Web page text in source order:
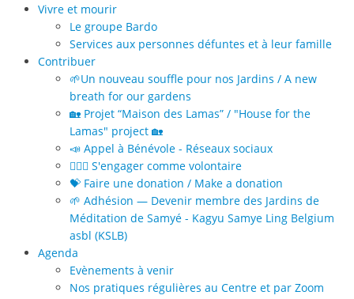
Vivre et mourir
Le groupe Bardo
Services aux personnes défuntes et à leur famille
Contribuer
🌱Un nouveau souffle pour nos Jardins / A new
breath for our gardens
🏡 Projet “Maison des Lamas” / "House for the
Lamas" project 🏡
📣 Appel à Bénévole - Réseaux sociaux
🙋🏻‍♀️ S'engager comme volontaire
💝 Faire une donation / Make a donation
🌱 Adhésion — Devenir membre des Jardins de
Méditation de Samyé - Kagyu Samye Ling Belgium
asbl (KSLB)
Agenda
Evènements à venir
Nos pratiques régulières au Centre et par Zoom